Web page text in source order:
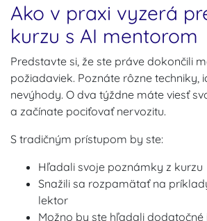
Ako v praxi vyzerá
kurzu s AI mentorom
Predstavte si, že ste práve dokončili
požiadaviek. Poznáte rôzne techniky,
nevýhody. O dva týždne máte viesť
a začínate pociťovať nervozitu.
S tradičným prístupom by ste:
Hľadali svoje poznámky z kurzu
Snažili sa rozpamätať na
lektor
Možno by ste hľadali dodatočné